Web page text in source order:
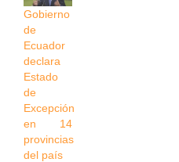
Gobierno
de
Ecuador
declara
Estado
de
Excepción
en 14
provincias
del país